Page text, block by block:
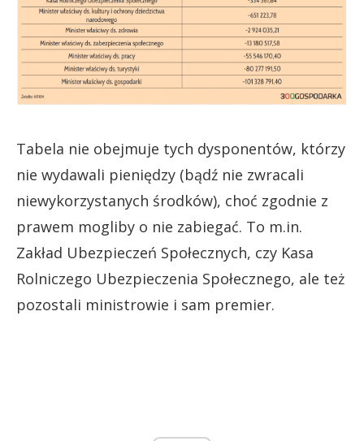
Tabela nie obejmuje tych dysponentów, którzy
nie wydawali pieniędzy (bądź nie zwracali
niewykorzystanych środków), choć zgodnie z
prawem mogliby o nie zabiegać. To m.in.
Zakład Ubezpieczeń Społecznych, czy Kasa
Rolniczego Ubezpieczenia Społecznego, ale też
pozostali ministrowie i sam premier.